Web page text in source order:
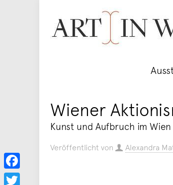
Wiener
Kunst und Aufbruch im
Veröffentlicht von Alexandra
Facebook